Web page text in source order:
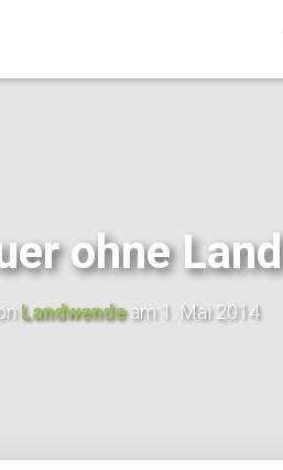
ohne Land
Landwendeam1. Mai 2014